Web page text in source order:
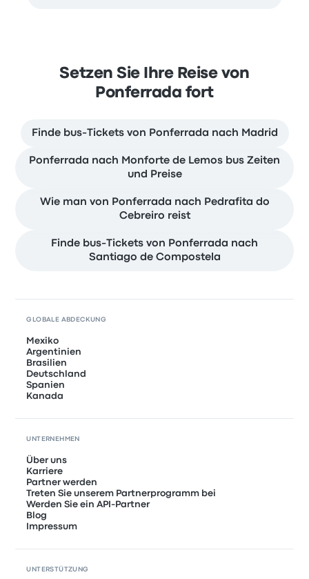
Setzen Sie Ihre Reise von
Ponferrada fort
Finde bus-Tickets von Ponferrada nach Madrid
Ponferrada nach Monforte de Lemos bus Zeiten
und Preise
Wie man von Ponferrada nach Pedrafita do
Cebreiro reist
Finde bus-Tickets von Ponferrada nach
Santiago de Compostela
GLOBALE ABDECKUNG
Mexiko
Argentinien
Brasilien
Deutschland
Spanien
Kanada
UNTERNEHMEN
Über uns
Karriere
Partner werden
Treten Sie unserem Partnerprogramm bei
Werden Sie ein API-Partner
Blog
Impressum
UNTERSTÜTZUNG